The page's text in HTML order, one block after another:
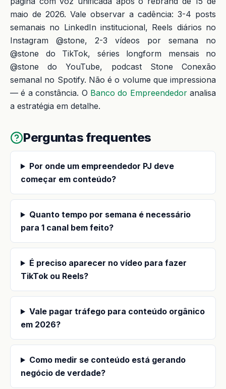
maio de 2026. Vale observar a cadência: 3-4 posts
semanais no LinkedIn institucional, Reels diários no
Instagram @stone, 2-3 vídeos por semana no
@stone do TikTok, séries longform mensais no
@stone do YouTube, podcast Stone Conexão
semanal no Spotify. Não é o volume que impressiona
— é a constância. O Banco do Empreendedoranalisa
a estratégia em detalhe.
Perguntas frequentes
Por onde um empreendedor PJ deve
começar em conteúdo?
Quanto tempo por semana é necessário
para 1 canal bem feito?
É preciso aparecer no vídeo para fazer
TikTok ou Reels?
Vale pagar tráfego para conteúdo orgânico
em 2026?
Como medir se conteúdo está gerando
negócio de verdade?